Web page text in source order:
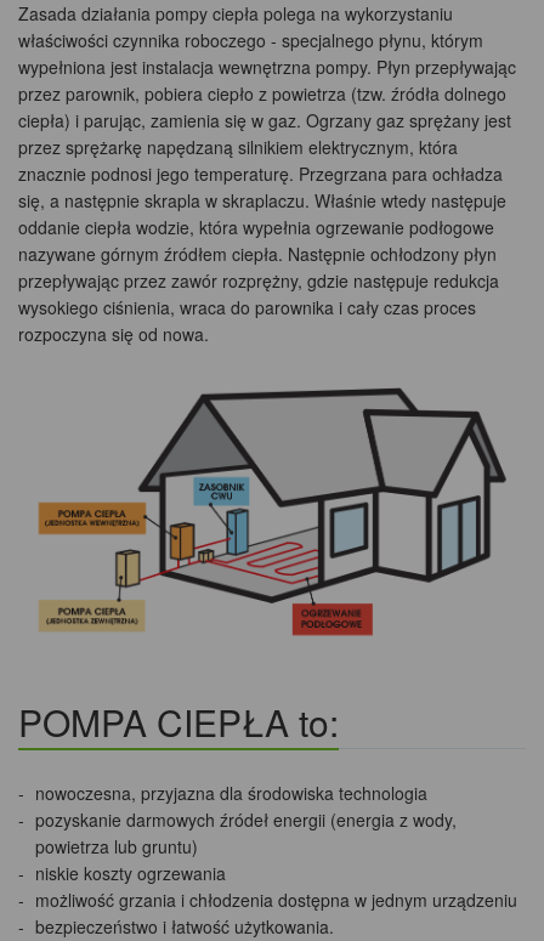
Zasada działania pompy ciepła polega na wykorzystaniu
właściwości czynnika roboczego - specjalnego płynu, którym
wypełniona jest instalacja wewnętrzna pompy. Płyn przepływając
przez parownik, pobiera ciepło z powietrza (tzw. źródła dolnego
ciepła) i parując, zamienia się w gaz. Ogrzany gaz sprężany jest
przez sprężarkę napędzaną silnikiem elektrycznym, która
znacznie podnosi jego temperaturę. Przegrzana para ochładza
się, a następnie skrapla w skraplaczu. Właśnie wtedy następuje
oddanie ciepła wodzie, która wypełnia ogrzewanie podłogowe
nazywane górnym źródłem ciepła. Następnie ochłodzony płyn
przepływając przez zawór rozprężny, gdzie następuje redukcja
wysokiego ciśnienia, wraca do parownika i cały czas proces
rozpoczyna się od nowa.
POMPA CIEPŁA to:
nowoczesna, przyjazna dla środowiska technologia
pozyskanie darmowych źródeł energii (energia z wody,
powietrza lub gruntu)
niskie koszty ogrzewania
możliwość grzania i chłodzenia dostępna w jednym urządzeniu
bezpieczeństwo i łatwość użytkowania.